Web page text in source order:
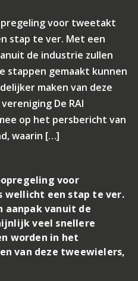
voor tweetakt
stap te ver. Met een
de industrie zullen
stappen gemaakt kunnen
maken van deze
De RAI
op het persbericht van
waarin […]
voor
een stap te ver.
aanpak vanuit de
veel snellere
worden in het
van deze tweewielers,